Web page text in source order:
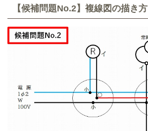
【候補問題No.2】複線図の描き方